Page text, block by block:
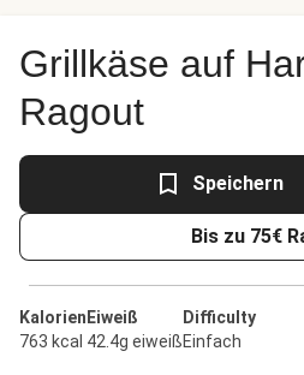
Grillkäse auf
Ragout
Speichern
Bis zu 75€
Kalorien
763 kcal
Eiweiß
42.4g eiweiß
Difficulty
Einfach